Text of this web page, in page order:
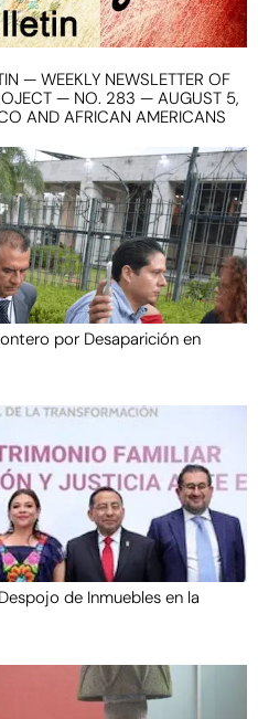
— WEEKLY NEWSLETTER OF
— NO. 283 — AUGUST 5,
AND AFRICAN AMERICANS
por Desaparición en
de Inmuebles en la